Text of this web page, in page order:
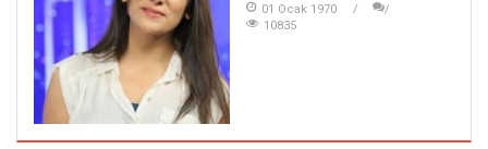
01 Ocak 1970
10835